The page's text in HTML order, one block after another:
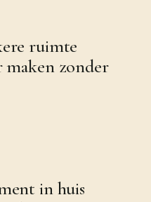
ruimte
zonder
in huis